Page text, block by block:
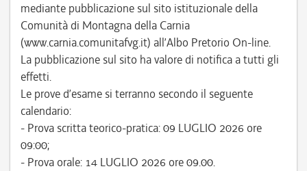
mediante pubblicazione sul sito istituzionale della
Comunità di Montagna della Carnia
(www.carnia.comunitafvg.it) all’Albo Pretorio On-line.
La pubblicazione sul sito ha valore di notifica a tutti gli
effetti.
Le prove d’esame si terranno secondo il seguente
calendario:
- Prova scritta teorico-pratica: 09 LUGLIO 2026 ore
09:00;
- Prova orale: 14 LUGLIO 2026 ore 09.00.